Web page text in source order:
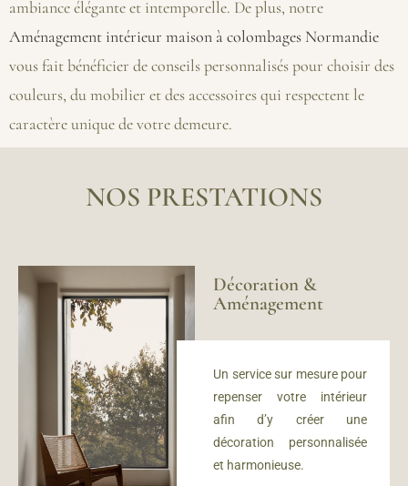
ambiance élégante et intemporelle. De plus, notre
Aménagement intérieur maison à colombages Normandie
vous fait bénéficier de conseils personnalisés pour choisir des
couleurs, du mobilier et des accessoires qui respectent le
caractère unique de votre demeure.
NOS PRESTATIONS
Décoration &
Aménagement
Un service sur mesure pour
repenser votre intérieur
afin d’y créer une
décoration personnalisée
et harmonieuse.